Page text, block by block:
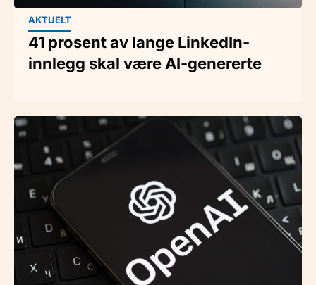
AKTUELT
41 prosent av lange LinkedIn-
innlegg skal være AI-genererte